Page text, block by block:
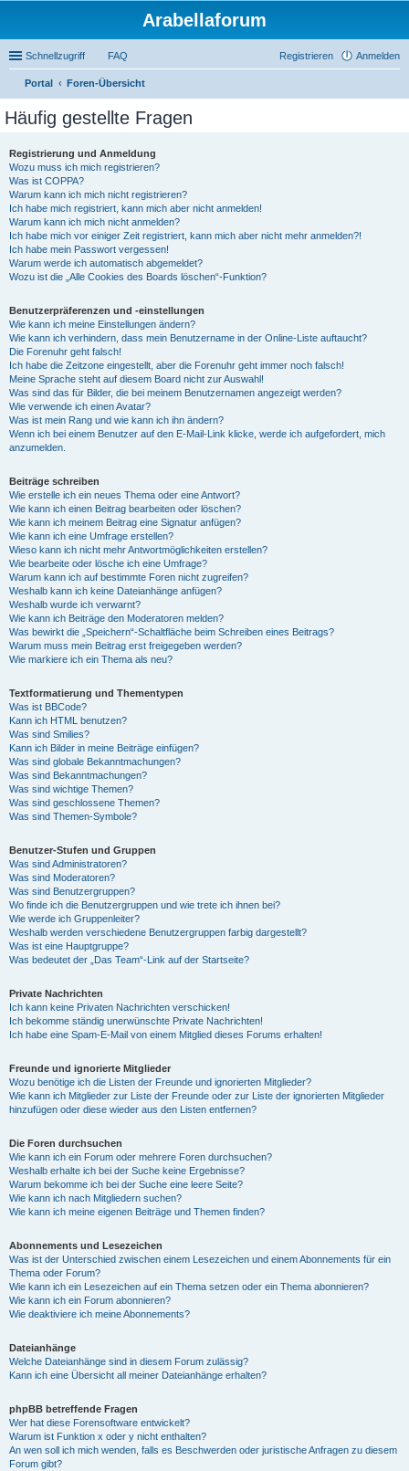
Arabellaforum
Schnellzugriff FAQ Anmelden
Registrieren
Portal
Foren-Übersicht
Häufig gestellte Fragen
Registrierung und Anmeldung
Wozu muss ich mich registrieren?
Was ist COPPA?
Warum kann ich mich nicht registrieren?
Ich habe mich registriert, kann mich aber nicht anmelden!
Warum kann ich mich nicht anmelden?
Ich habe mich vor einiger Zeit registriert, kann mich aber nicht mehr anmelden?!
Ich habe mein Passwort vergessen!
Warum werde ich automatisch abgemeldet?
Wozu ist die „Alle Cookies des Boards löschen“-Funktion?
Benutzerpräferenzen und -einstellungen
Wie kann ich meine Einstellungen ändern?
Wie kann ich verhindern, dass mein Benutzername in der Online-Liste auftaucht?
Die Forenuhr geht falsch!
Ich habe die Zeitzone eingestellt, aber die Forenuhr geht immer noch falsch!
Meine Sprache steht auf diesem Board nicht zur Auswahl!
Was sind das für Bilder, die bei meinem Benutzernamen angezeigt werden?
Wie verwende ich einen Avatar?
Was ist mein Rang und wie kann ich ihn ändern?
Wenn ich bei einem Benutzer auf den E-Mail-Link klicke, werde ich aufgefordert, mich
anzumelden.
Beiträge schreiben
Wie erstelle ich ein neues Thema oder eine Antwort?
Wie kann ich einen Beitrag bearbeiten oder löschen?
Wie kann ich meinem Beitrag eine Signatur anfügen?
Wie kann ich eine Umfrage erstellen?
Wieso kann ich nicht mehr Antwortmöglichkeiten erstellen?
Wie bearbeite oder lösche ich eine Umfrage?
Warum kann ich auf bestimmte Foren nicht zugreifen?
Weshalb kann ich keine Dateianhänge anfügen?
Weshalb wurde ich verwarnt?
Wie kann ich Beiträge den Moderatoren melden?
Was bewirkt die „Speichern“-Schaltfläche beim Schreiben eines Beitrags?
Warum muss mein Beitrag erst freigegeben werden?
Wie markiere ich ein Thema als neu?
Textformatierung und Thementypen
Was ist BBCode?
Kann ich HTML benutzen?
Was sind Smilies?
Kann ich Bilder in meine Beiträge einfügen?
Was sind globale Bekanntmachungen?
Was sind Bekanntmachungen?
Was sind wichtige Themen?
Was sind geschlossene Themen?
Was sind Themen-Symbole?
Benutzer-Stufen und Gruppen
Was sind Administratoren?
Was sind Moderatoren?
Was sind Benutzergruppen?
Wo finde ich die Benutzergruppen und wie trete ich ihnen bei?
Wie werde ich Gruppenleiter?
Weshalb werden verschiedene Benutzergruppen farbig dargestellt?
Was ist eine Hauptgruppe?
Was bedeutet der „Das Team“-Link auf der Startseite?
Private Nachrichten
Ich kann keine Privaten Nachrichten verschicken!
Ich bekomme ständig unerwünschte Private Nachrichten!
Ich habe eine Spam-E-Mail von einem Mitglied dieses Forums erhalten!
Freunde und ignorierte Mitglieder
Wozu benötige ich die Listen der Freunde und ignorierten Mitglieder?
Wie kann ich Mitglieder zur Liste der Freunde oder zur Liste der ignorierten Mitglieder
hinzufügen oder diese wieder aus den Listen entfernen?
Die Foren durchsuchen
Wie kann ich ein Forum oder mehrere Foren durchsuchen?
Weshalb erhalte ich bei der Suche keine Ergebnisse?
Warum bekomme ich bei der Suche eine leere Seite?
Wie kann ich nach Mitgliedern suchen?
Wie kann ich meine eigenen Beiträge und Themen finden?
Abonnements und Lesezeichen
Was ist der Unterschied zwischen einem Lesezeichen und einem Abonnements für ein
Thema oder Forum?
Wie kann ich ein Lesezeichen auf ein Thema setzen oder ein Thema abonnieren?
Wie kann ich ein Forum abonnieren?
Wie deaktiviere ich meine Abonnements?
Dateianhänge
Welche Dateianhänge sind in diesem Forum zulässig?
Kann ich eine Übersicht all meiner Dateianhänge erhalten?
phpBB betreffende Fragen
Wer hat diese Forensoftware entwickelt?
Warum ist Funktion x oder y nicht enthalten?
An wen soll ich mich wenden, falls es Beschwerden oder juristische Anfragen zu diesem
Forum gibt?